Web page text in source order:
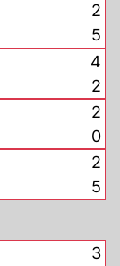
2
5
4
2
2
0
2
5
3